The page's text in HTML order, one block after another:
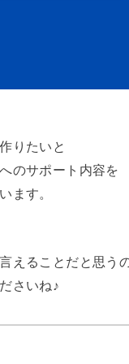
りたいと
のサポート内容を
ます。
えることだと思う
さいね♪